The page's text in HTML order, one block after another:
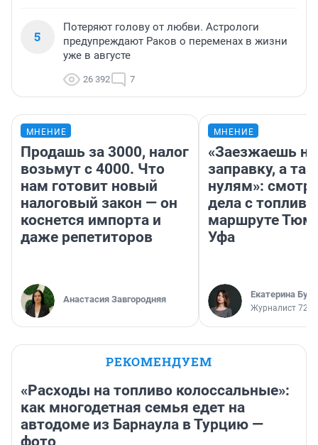
5
Потеряют голову от любви. Астрологи
предупреждают Раков о переменах в жизни
уже в августе
26 392 7
МНЕНИЕ
Продашь за 3000, налог
возьмут с 4000. Что
нам готовит новый
налоговый закон — он
коснется импорта и
даже репетиторов
Анастасия Завгородняя
МНЕНИЕ
«Заезжаешь на
заправку, а
нулям»:
дела с
маршруте
Уфа
Екатерина
Журналист
РЕКОМЕНДУЕМ
«Расходы на топливо колоссальные»:
как многодетная семья едет на
автодоме из Барнаула в Турцию —
фото